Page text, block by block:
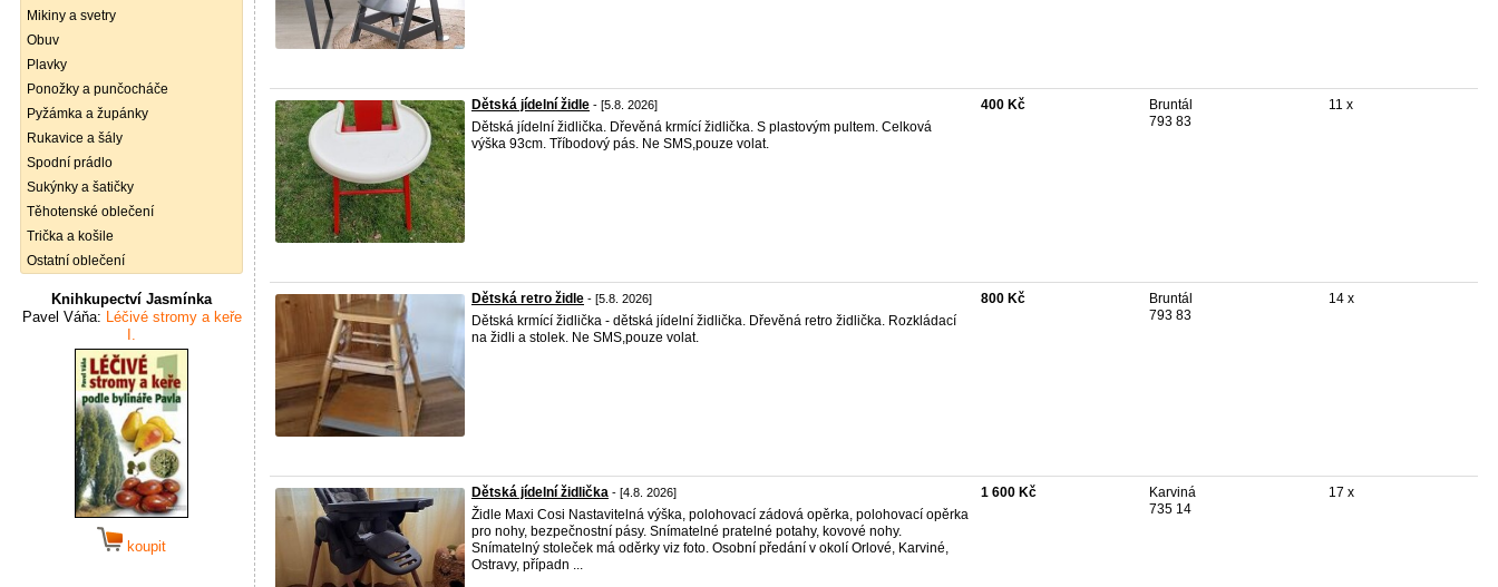
Mikiny a svetry
Obuv
Plavky
Ponožky a punčocháče
Pyžámka a župánky
Rukavice a šály
Spodní prádlo
Sukýnky a šatičky
Těhotenské oblečení
Trička a košile
Ostatní oblečení
Knihkupectví Jasmínka
Pavel Váňa: Léčivé stromy a keře
I.
koupit
Dětská jídelní židle - [5.8. 2026]
Dětská jídelní židlička. Dřevěná krmící židlička. S plastovým pultem. Celková
výška 93cm. Tříbodový pás. Ne SMS,pouze volat.
400 Kč
Bruntál
793 83
11 x
Dětská retro židle - [5.8. 2026]
Dětská krmící židlička - dětská jídelní židlička. Dřevěná retro židlička. Rozkládací
na židli a stolek. Ne SMS,pouze volat.
800 Kč
Bruntál
793 83
14 x
Dětská jídelní židlička - [4.8. 2026]
Židle Maxi Cosi Nastavitelná výška, polohovací zádová opěrka, polohovací opěrka
pro nohy, bezpečnostní pásy. Snímatelné pratelné potahy, kovové nohy.
Snímatelný stoleček má oděrky viz foto. Osobní předání v okolí Orlové, Karviné,
Ostravy, případn ...
1 600 Kč
Karviná
735 14
17 x